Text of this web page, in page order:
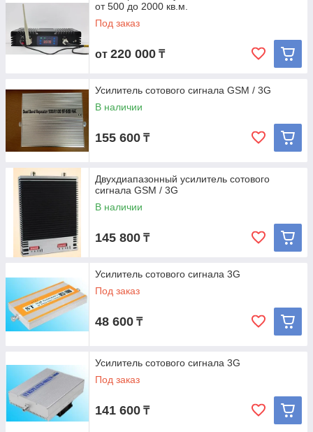
от 500 до 2000 кв.м.
Под заказ
от 220 000 ₸
Усилитель сотового сигнала GSM / 3G
В наличии
155 600 ₸
Двухдиапазонный усилитель сотового
сигнала GSM / 3G
В наличии
145 800 ₸
Усилитель сотового сигнала 3G
Под заказ
48 600 ₸
Усилитель сотового сигнала 3G
Под заказ
141 600 ₸